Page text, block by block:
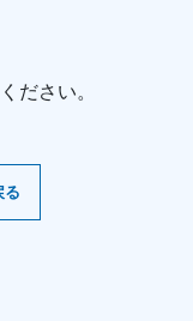
ださい。
る